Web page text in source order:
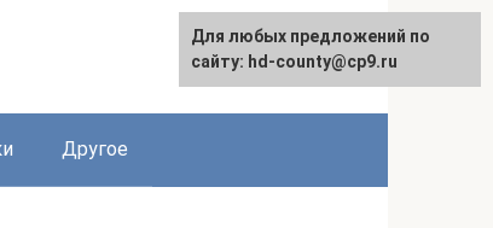
Другое
Для любых предложений по
сайту: hd-county@cp9.ru